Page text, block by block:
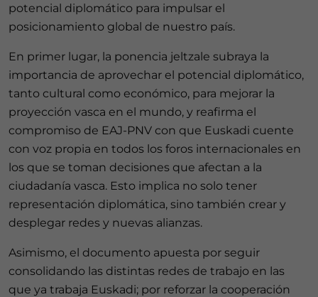
potencial diplomático para impulsar el
posicionamiento global de nuestro país.
En primer lugar, la ponencia jeltzale subraya la
importancia de aprovechar el potencial diplomático,
tanto cultural como económico, para mejorar la
proyección vasca en el mundo, y reafirma el
compromiso de EAJ-PNV con que Euskadi cuente
con voz propia en todos los foros internacionales en
los que se toman decisiones que afectan a la
ciudadanía vasca. Esto implica no solo tener
representación diplomática, sino también crear y
desplegar redes y nuevas alianzas.
Asimismo, el documento apuesta por seguir
consolidando las distintas redes de trabajo en las
que ya trabaja Euskadi; por reforzar la cooperación